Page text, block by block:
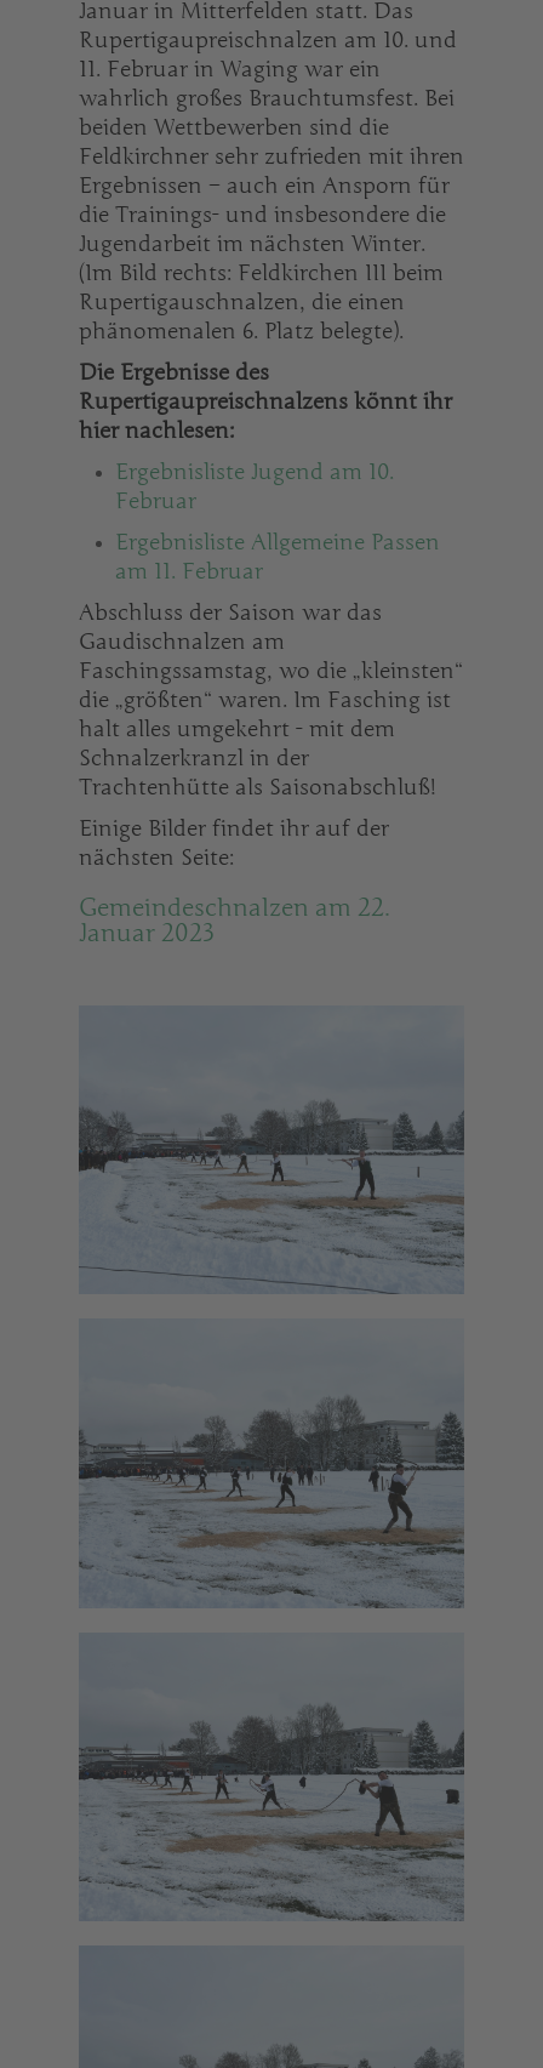
Januar in Mitterfelden statt. Das
Rupertigaupreischnalzen am 10. und
11. Februar in Waging war ein
wahrlich großes Brauchtumsfest. Bei
beiden Wettbewerben sind die
Feldkirchner sehr zufrieden mit ihren
Ergebnissen – auch ein Ansporn für
die Trainings- und insbesondere die
Jugendarbeit im nächsten Winter.
(Im Bild rechts: Feldkirchen III beim
Rupertigauschnalzen, die einen
phänomenalen 6. Platz belegte).
Die Ergebnisse des
Rupertigaupreischnalzens könnt ihr
hier nachlesen:
Ergebnisliste Jugend am 10.
Februar
Ergebnisliste Allgemeine Passen
am 11. Februar
Abschluss der Saison war das
Gaudischnalzen am
Faschingssamstag, wo die „kleinsten“
die „größten“ waren. Im Fasching ist
halt alles umgekehrt - mit dem
Schnalzerkranzl in der
Trachtenhütte als Saisonabschluß!
Einige Bilder findet ihr auf der
nächsten Seite:
Gemeindeschnalzen am 22.
Januar 2023